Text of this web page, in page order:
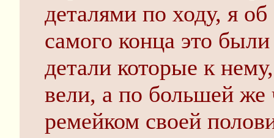
деталями по ходу, я
самого конца это
детали которые к
вели, а по большей же
ремейком своей